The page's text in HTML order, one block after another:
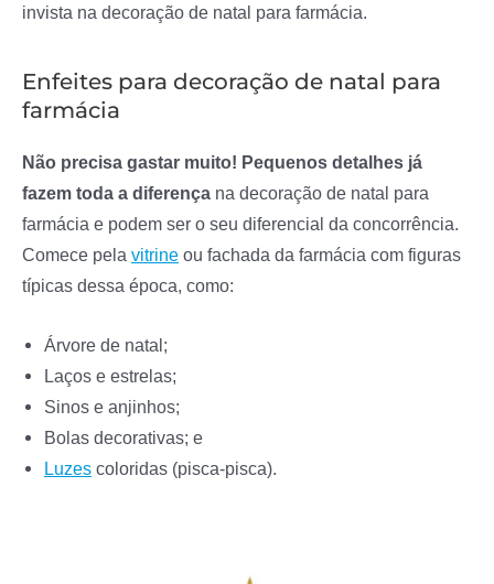
invista na decoração de natal para farmácia.
Enfeites para decoração de natal para
farmácia
Não precisa gastar muito! Pequenos detalhes já
fazem toda a diferença na decoração de natal para
farmácia e podem ser o seu diferencial da concorrência.
Comece pela vitrine ou fachada da farmácia com figuras
típicas dessa época, como:
Árvore de natal;
Laços e estrelas;
Sinos e anjinhos;
Bolas decorativas; e
Luzes coloridas (pisca-pisca).